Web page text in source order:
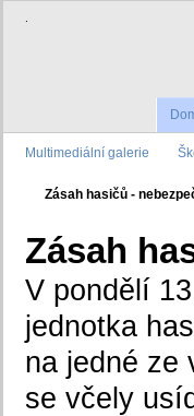
.
Multimediální galerie
Zásah hasičů -
Zásah
V pondělí
jednotka
na jedné ze
se včely